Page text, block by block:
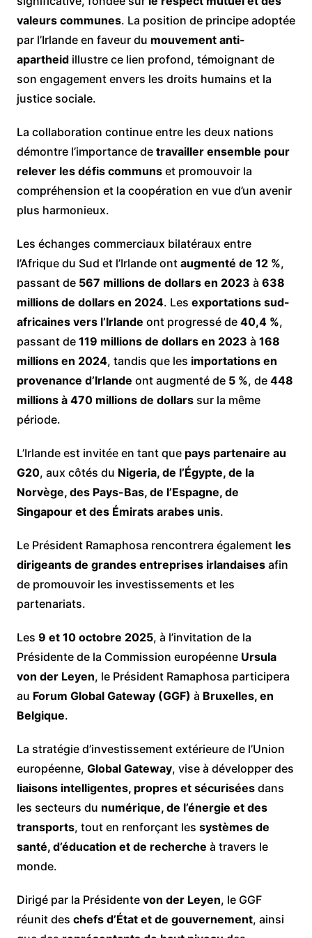
valeurs communes. La position de principe adoptée
par l’Irlande en faveur du mouvement anti-
apartheidillustre ce lien profond, témoignant de
son engagement envers les droits humains et la
justice sociale.
La collaboration continue entre les deux nations
démontre l’importance de travailler ensemble pour
relever les défis communset promouvoir la
compréhension et la coopération en vue d’un avenir
plus harmonieux.
Les échanges commerciaux bilatéraux entre
l’Afrique du Sud et l’Irlande ont augmenté de 12 %,
passant de 567 millions de dollars en 2023 à 638
millions de dollars en 2024. Les exportations sud-
africaines vers l’Irlande ont progressé de 40,4 %,
passant de 119 millions de dollars en 2023 à 168
millions en 2024, tandis que les importations en
provenance d’Irlande ont augmenté de 5 %, de 448
millions à 470 millions de dollarssur la même
période.
L’Irlande est invitée en tant que pays partenaire au
G20, aux côtés du Nigeria, de l’Égypte, de la
Norvège, des Pays-Bas, de l’Espagne, de
Singapour et des Émirats arabes unis.
Le Président Ramaphosa rencontrera également les
dirigeants de grandes entreprises irlandaisesafin
de promouvoir les investissements et les
partenariats.
Les 9 et 10 octobre 2025, à l’invitation de la
Présidente de la Commission européenne Ursula
von der Leyen, le Président Ramaphosa participera
au Forum Global Gateway (GGF) à Bruxelles, en
Belgique.
La stratégie d’investissement extérieure de l’Union
européenne, Global Gateway, vise à développer des
liaisons intelligentes, propres et sécuriséesdans
les secteurs du numérique, de l’énergie et des
transports, tout en renforçant les systèmes de
santé, d’éducation et de recherche à travers le
monde.
Dirigé par la Présidente von der Leyen, le GGF
réunit des chefs d’État et de gouvernement, ainsi